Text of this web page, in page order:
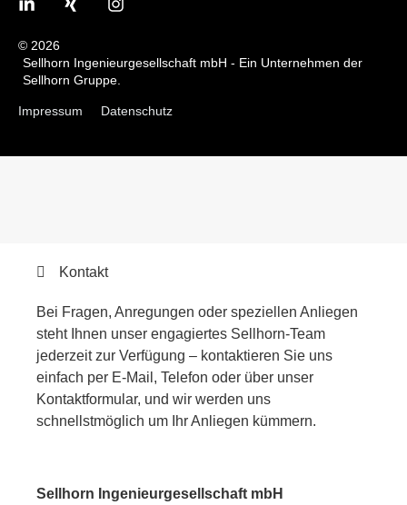
© 2026
Sellhorn Ingenieurgesellschaft mbH - Ein Unternehmen der
Sellhorn Gruppe.
Impressum Datenschutz
Kontakt
Bei Fragen, Anregungen oder speziellen Anliegen
steht Ihnen unser engagiertes Sellhorn-Team
jederzeit zur Verfügung – kontaktieren Sie uns
einfach per E-Mail, Telefon oder über unser
Kontaktformular, und wir werden uns
schnellstmöglich um Ihr Anliegen kümmern.
Sellhorn Ingenieurgesellschaft mbH